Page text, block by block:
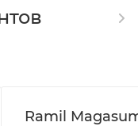
Ramil